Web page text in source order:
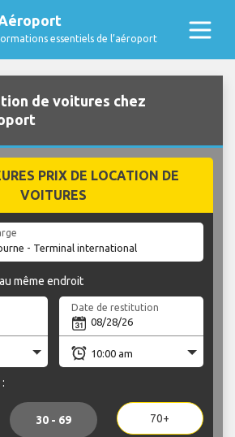
essentiels de l’aéroport
de voitures chez
PRIX DE LOCATION DE
VOITURES
même endroit
Date de restitution
30 - 69 70+